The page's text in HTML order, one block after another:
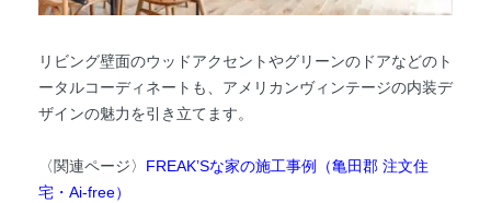
リビング壁面のウッドアクセントやグリーンのドアなどのト
ータルコーディネートも、アメリカンヴィンテージの内装デ
ザインの魅力を引き立てます。
〈関連ページ〉 FREAK’Sな家の施工事例（亀田郡 注文住
宅・Ai-free）